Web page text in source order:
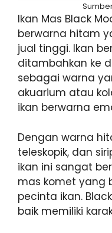
Ikan Mas Black
berwarna hitam
jual tinggi. Ikan
ditambahkan ke
sebagai warna
akuarium atau
ikan berwarna
Dengan warna
teleskopik, dan
ikan ini sangat
mas komet yang
pecinta ikan.
baik memiliki